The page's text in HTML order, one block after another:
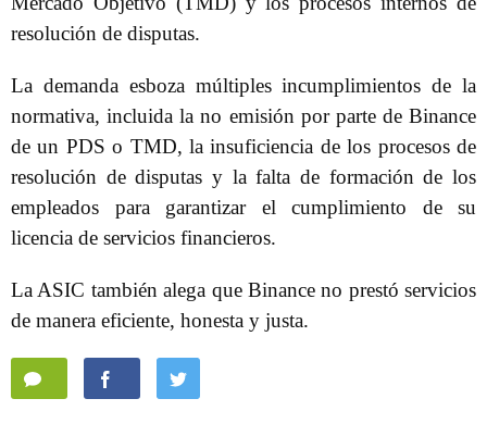
resolución de disputas.
La demanda esboza múltiples incumplimientos de la
normativa, incluida la no emisión por parte de Binance
de un PDS o TMD, la insuficiencia de los procesos de
resolución de disputas y la falta de formación de los
empleados para garantizar el cumplimiento de su
licencia de servicios financieros.
La ASIC también alega que Binance no prestó servicios
de manera eficiente, honesta y justa.